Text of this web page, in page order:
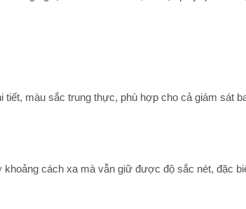
màu sắc trung thực, phù hợp cho cả giám sát
khoảng cách xa mà vẫn giữ được độ sắc nét, đặc